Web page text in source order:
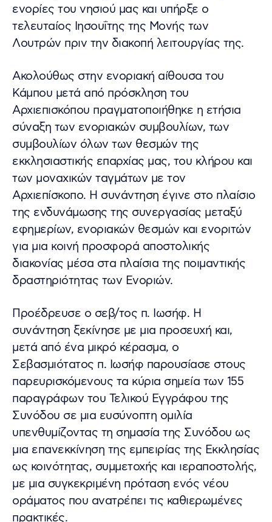
ενορίες του νησιού μας και υπήρξε ο
τελευταίος Ιησουΐτης της Μονής των
Λουτρών πριν την διακοπή λειτουργίας της.
Ακολούθως στην ενοριακή αίθουσα του
Κάμπου μετά από πρόσκληση του
Αρχιεπισκόπου πραγματοποιήθηκε η ετήσια
σύναξη των ενοριακών συμβουλίων, των
συμβουλίων όλων των θεσμών της
εκκλησιαστικής επαρχίας μας, του κλήρου και
των μοναχικών ταγμάτων με τον
Αρχιεπίσκοπο. Η συνάντηση έγινε στο πλαίσιο
της ενδυνάμωσης της συνεργασίας μεταξύ
εφημερίων, ενοριακών θεσμών και ενοριτών
για μια κοινή προσφορά αποστολικής
διακονίας μέσα στα πλαίσια της ποιμαντικής
δραστηριότητας των Ενοριών.
Προέδρευσε ο σεβ/τος π. Ιωσήφ. Η
συνάντηση ξεκίνησε με μια προσευχή και,
μετά από ένα μικρό κέρασμα, ο
Σεβασμιότατος π. Ιωσήφ παρουσίασε στους
παρευρισκόμενους τα κύρια σημεία των 155
παραγράφων του Τελικού Εγγράφου της
Συνόδου σε μια ευσύνοπτη ομιλία
υπενθυμίζοντας τη σημασία της Συνόδου ως
μια επανεκκίνηση της εμπειρίας της Εκκλησίας
ως κοινότητας, συμμετοχής και ιεραποστολής,
με μια συγκεκριμένη πρόταση ενός νέου
οράματος που ανατρέπει τις καθιερωμένες
πρακτικές.